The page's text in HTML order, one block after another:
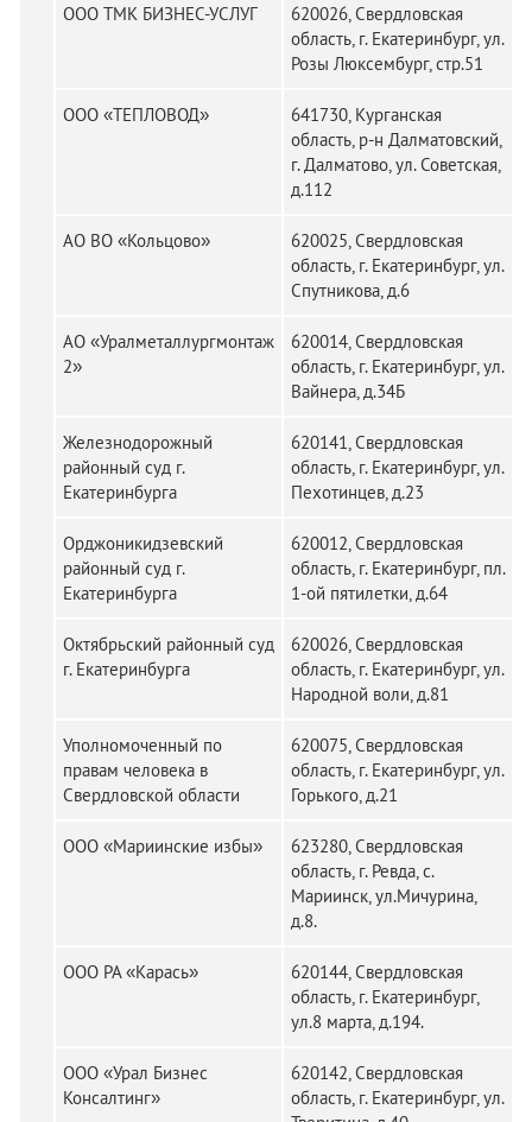
ООО ТМК БИЗНЕС-УСЛУГ
620026, Свердловская
область, г. Екатеринбург, ул.
Розы Люксембург, стр.51
ООО «ТЕПЛОВОД»
641730, Курганская
область, р-н Далматовский,
г. Далматово, ул. Советская,
д.112
АО ВО «Кольцово»
620025, Свердловская
область, г. Екатеринбург, ул.
Спутникова, д.6
АО «Уралметаллургмонтаж
2»
620014, Свердловская
область, г. Екатеринбург, ул.
Вайнера, д.34Б
Железнодорожный
районный суд г.
Екатеринбурга
620141, Свердловская
область, г. Екатеринбург, ул.
Пехотинцев, д.23
Орджоникидзевский
районный суд г.
Екатеринбурга
620012, Свердловская
область, г. Екатеринбург, пл.
1-ой пятилетки, д.64
Октябрьский районный суд
г. Екатеринбурга
620026, Свердловская
область, г. Екатеринбург, ул.
Народной воли, д.81
Уполномоченный по
правам человека в
Свердловской области
620075, Свердловская
область, г. Екатеринбург, ул.
Горького, д.21
ООО «Мариинские избы»
623280, Свердловская
область, г. Ревда, с.
Мариинск, ул.Мичурина,
д.8.
ООО РА «Карась»
620144, Свердловская
область, г. Екатеринбург,
ул.8 марта, д.194.
ООО «Урал Бизнес
Консалтинг»
620142, Свердловская
область, г. Екатеринбург, ул.